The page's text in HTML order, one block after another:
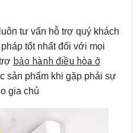
tư vấn hỗ trợ quý khách
tốt nhất đối với mọi
bảo hành điều hòa ở
sản phẩm khi gặp phải sự
gia chủ